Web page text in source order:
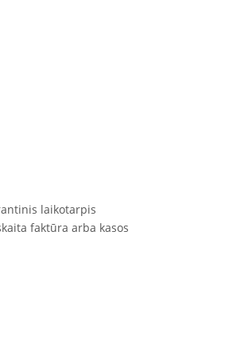
laikotarpis
faktūra arba kasos